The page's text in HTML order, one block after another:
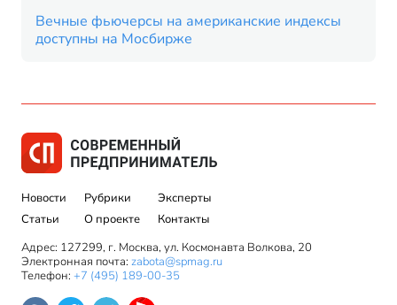
Вечные фьючерсы на американские индексы
доступны на Мосбирже
Новости
Статьи
Рубрики
О проекте
Эксперты
Контакты
Адрес: 127299, г. Москва, ул. Космонавта Волкова, 20
Электронная почта: zabota@spmag.ru
Телефон: +7 (495) 189-00-35